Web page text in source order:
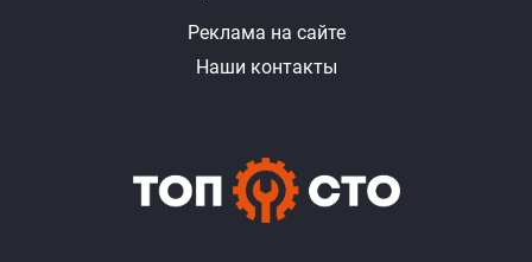
Реклама на сайте
Наши контакты